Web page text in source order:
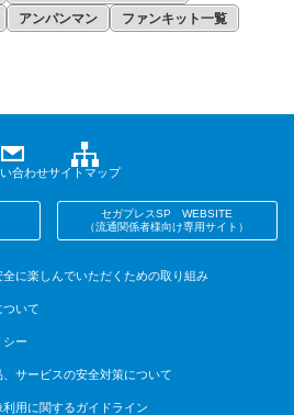
アンパンマン
ファンキット一覧
合わせサイトマップ
セガプレスSP WEBSITE
（流通関係者様向け専用サイト）
に楽しんでいただくための取り組み
ついて
シー
サービスの安全対策について
用に関するガイドライン